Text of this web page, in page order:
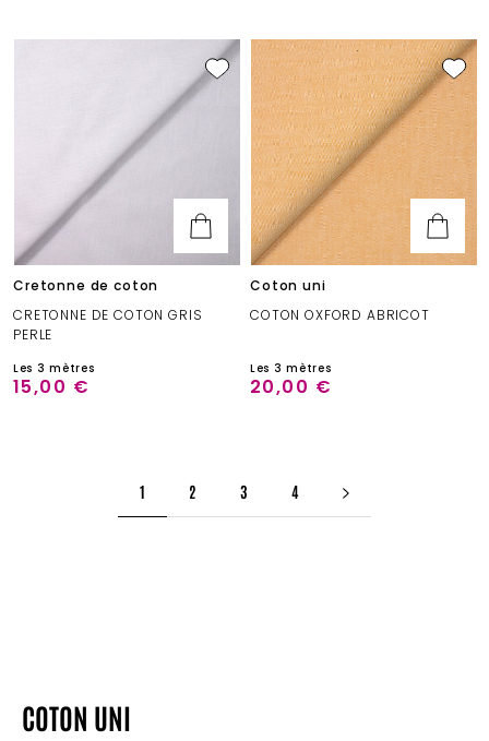
Cretonne de coton
CRETONNE DE COTON GRIS
PERLE
Les 3 mètres
15,00 €
Coton uni
COTON OXFORD ABRICOT
Les 3 mètres
20,00 €
1 2 3 4
COTON UNI